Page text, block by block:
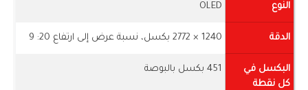
النوع OLED
الدقة 1240 × 2772 بكسل، نسبة عرض إلى ارتفاع 20: 9
البكسل في
كل نقطة
451 بكسل بالبوصة